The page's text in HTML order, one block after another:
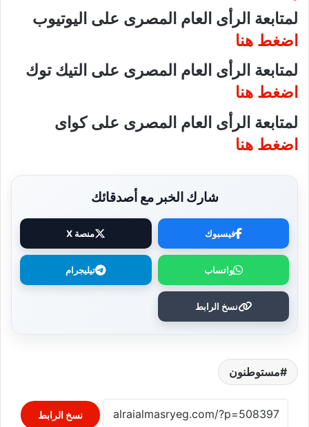
لمتابعة الرأى العام المصرى على اليوتيوب
اضغط هنا
لمتابعة الرأى العام المصرى على التيك توك
اضغط هنا
لمتابعة الرأى العام المصرى على كواى
اضغط هنا
شارك الخبر مع أصدقائك
فيسبوك منصة X
واتساب تيليجرام
نسخ الرابط
مستوطنون
نسخ الرابط